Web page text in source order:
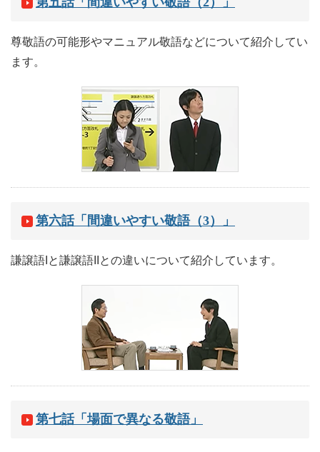
尊敬語の可能形やマニュアル敬語などについて紹介してい
ます。
第六話「間違いやすい敬語（3）」
謙譲語Iと謙譲語IIとの違いについて紹介しています。
第七話「場面で異なる敬語」